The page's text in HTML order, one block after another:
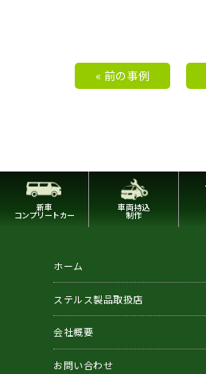
« 前の事例
新車
コンプリートカー
車両持込
制作
ホーム
ステルス製品取扱店
会社概要
お問い合わせ